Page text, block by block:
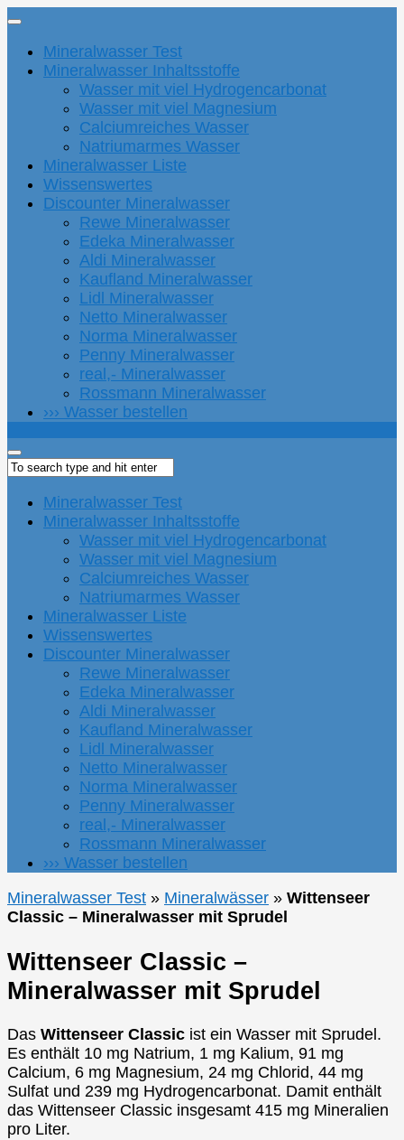
Mineralwasser Test
Mineralwasser Inhaltsstoffe
Wasser mit viel Hydrogencarbonat
Wasser mit viel Magnesium
Calciumreiches Wasser
Natriumarmes Wasser
Mineralwasser Liste
Wissenswertes
Discounter Mineralwasser
Rewe Mineralwasser
Edeka Mineralwasser
Aldi Mineralwasser
Kaufland Mineralwasser
Lidl Mineralwasser
Netto Mineralwasser
Norma Mineralwasser
Penny Mineralwasser
real,- Mineralwasser
Rossmann Mineralwasser
››› Wasser bestellen
Mineralwasser Test
Mineralwasser Inhaltsstoffe
Wasser mit viel Hydrogencarbonat
Wasser mit viel Magnesium
Calciumreiches Wasser
Natriumarmes Wasser
Mineralwasser Liste
Wissenswertes
Discounter Mineralwasser
Rewe Mineralwasser
Edeka Mineralwasser
Aldi Mineralwasser
Kaufland Mineralwasser
Lidl Mineralwasser
Netto Mineralwasser
Norma Mineralwasser
Penny Mineralwasser
real,- Mineralwasser
Rossmann Mineralwasser
››› Wasser bestellen
Mineralwasser Test » Mineralwässer » Wittenseer
Classic – Mineralwasser mit Sprudel
Wittenseer Classic –
Mineralwasser mit Sprudel
Das Wittenseer Classic ist ein Wasser mit Sprudel.
Es enthält 10 mg Natrium, 1 mg Kalium, 91 mg
Calcium, 6 mg Magnesium, 24 mg Chlorid, 44 mg
Sulfat und 239 mg Hydrogencarbonat. Damit enthält
das Wittenseer Classic insgesamt 415 mg Mineralien
pro Liter.